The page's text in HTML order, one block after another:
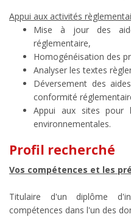
Appui aux activités
Mise à jour des
réglementaire,
Homogénéisation des
Analyser les textes
Déversement des
conformité
Appui aux sites pour
environnementales.
Profil recherché
Vos compétences et les
Titulaire d'un diplôme
compétences dans l'un des